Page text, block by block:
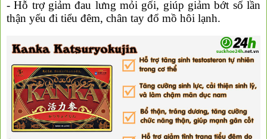
- Hỗ trợ giảm đau lưng mỏi gối, giúp giảm bớt số lần
thận yếu đi tiểu đêm, chân tay đổ mồ hôi lạnh.